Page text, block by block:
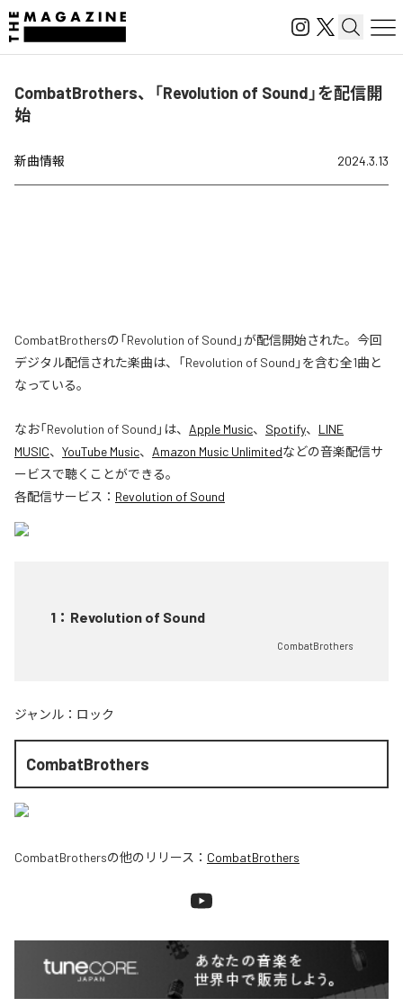
CombatBrothers、「Revolution of Sound」を配信開
始
新曲情報 2024.3.13
CombatBrothersの「Revolution of Sound」が配信開始された。今回
デジタル配信された楽曲は、「Revolution of Sound」を含む全1曲と
なっている。
なお「Revolution of Sound 」は、 Apple Music、 Spotify、 LINE
MUSIC、 YouTube Music、 Amazon Music Unlimitedなどの音楽配信サ
ービスで聴くことができる。
各配信サービス： Revolution of Sound
1 ： Revolution of Sound
CombatBrothers
ジャンル： ロック
CombatBrothers
CombatBrothersの他のリリース： CombatBrothers